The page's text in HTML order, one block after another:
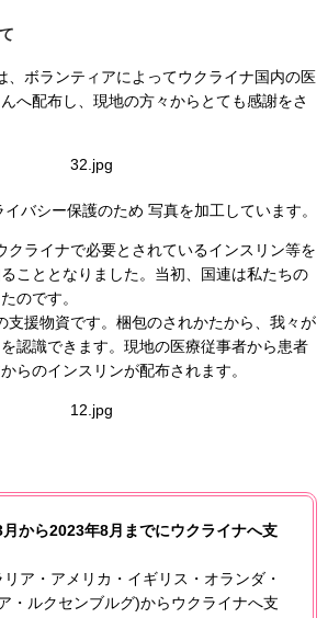
ボランティアによってウクライナ国内の医
へ配布し、現地の方々からとても感謝をさ
バシー保護のため 写真を加工しています。
ライナで必要とされているインスリン等を
こととなりました。当初、国連は私たちの
のです。
援物資です。梱包のされかたから、我々が
認識できます。現地の医療従事者から患者
らのインスリンが配布されます。
ら2023年8月までにウクライナへ支
ア・アメリカ・イギリス・オランダ・
・ルクセンブルグ)からウクライナへ支